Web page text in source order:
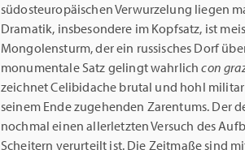
südosteuropäischen Verwurzelung liegen
Dramatik, insbesondere im Kopfsatz, ist
Mongolensturm, der ein russisches Dorf
monumentale Satz gelingt wahrlichcon
zeichnet Celibidache brutal und hohl
seinem Ende zugehenden Zarentums. Der
nochmal einen allerletzten Versuch des
Scheitern verurteilt ist. Die Zeitmaße sind